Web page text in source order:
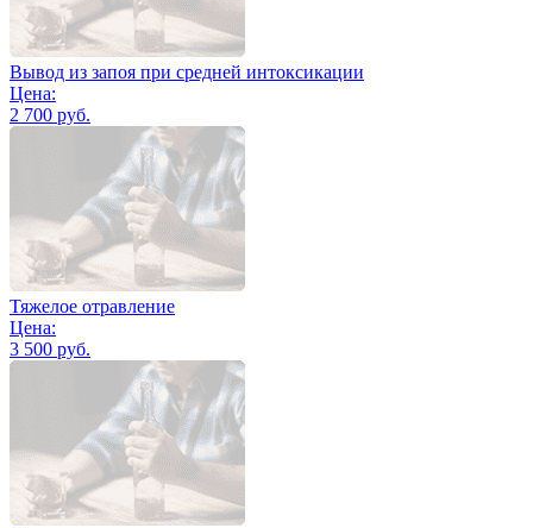
Вывод из запоя при средней интоксикации
Цена:
2 700 руб.
Тяжелое отравление
Цена:
3 500 руб.